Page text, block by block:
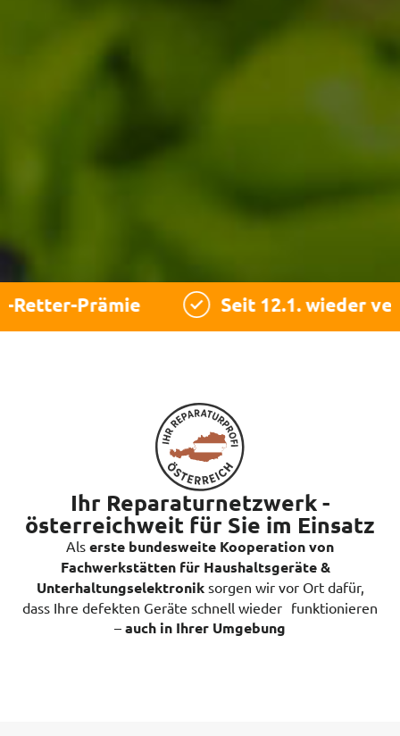
Seit 12.1. wieder verfügbar
Ihr Reparaturnetzwerk -
österreichweit für Sie im Einsatz
Als erste bundesweite Kooperation von
Fachwerkstätten für Haushaltsgeräte &
Unterhaltungselektroniksorgen wir vor Ort dafür,
dass Ihre defekten Geräte schnell wieder funktionieren
– auch in Ihrer Umgebung